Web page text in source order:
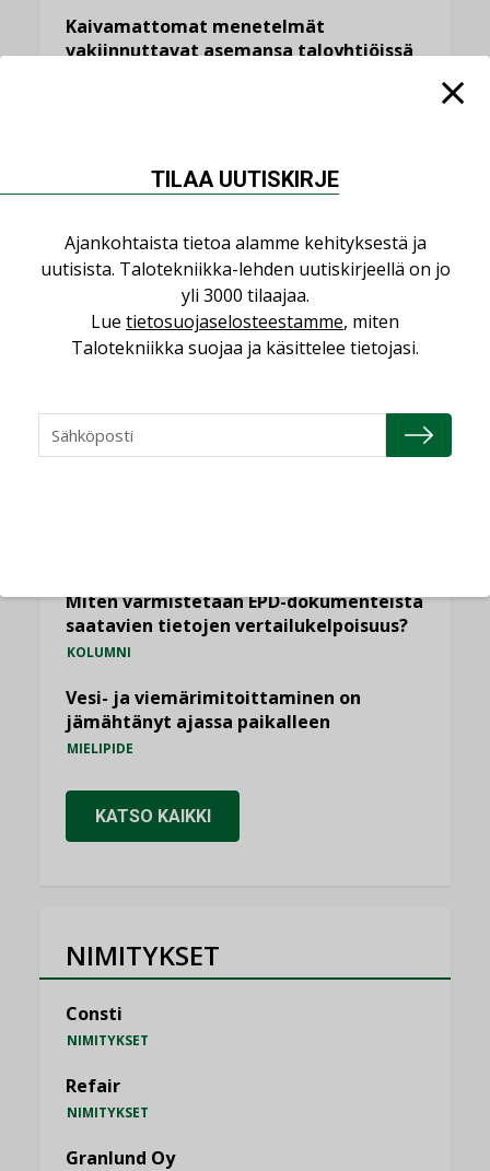
Kaivamattomat menetelmät
vakiinnuttavat asemansa taloyhtiöissä
NÄKÖKULMIA
Puheista tekoihin – uusin teknologia
käyttöön kiinteistöissä
Sähköistäminen säästää euroja
KOLUMNI
Miten varmistetaan EPD-dokumenteista
saatavien tietojen vertailukelpoisuus?
KOLUMNI
Vesi- ja viemärimitoittaminen on
jämähtänyt ajassa paikalleen
MIELIPIDE
KATSO KAIKKI
NIMITYKSET
Consti
NIMITYKSET
Refair
NIMITYKSET
Granlund Oy
TILAA UUTISKIRJE
Ajankohtaista tietoa alamme kehityksestä ja
uutisista. Talotekniikka-lehden uutiskirjeellä on jo
yli 3000 tilaajaa.
Lue tietosuojaselosteestamme, miten
Talotekniikka suojaa ja käsittelee tietojasi.